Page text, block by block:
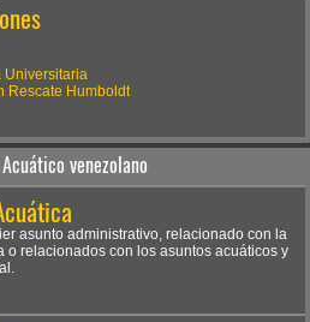
Universitaria
Rescate Humboldt
venezolano
asunto administrativo, relacionado con la
o relacionados con los asuntos acuáticos y